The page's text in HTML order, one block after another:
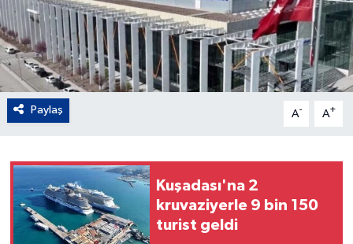
Paylaş A- A+
Kuşadası'na 2
kruvaziyerle 9 bin 150
turist geldi